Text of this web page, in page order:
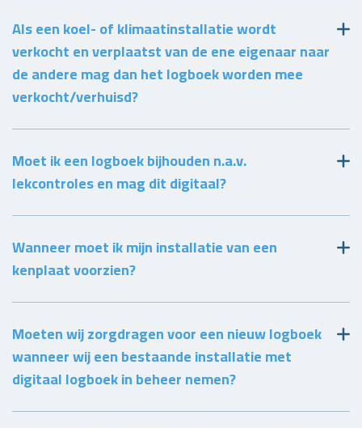
Als een koel- of klimaatinstallatie wordt
verkocht en verplaatst van de ene eigenaar naar
de andere mag dan het logboek worden mee
verkocht/verhuisd?
Moet ik een logboek bijhouden n.a.v.
lekcontroles en mag dit digitaal?
Wanneer moet ik mijn installatie van een
kenplaat voorzien?
Moeten wij zorgdragen voor een nieuw logboek
wanneer wij een bestaande installatie met
digitaal logboek in beheer nemen?